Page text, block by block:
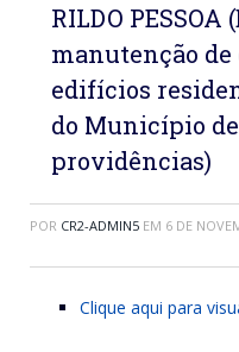
RILDO PESSOA
manutenção
edifícios
do Município
providências)
POR CR2-ADMIN5 EM 6 DE
Clique aqui para